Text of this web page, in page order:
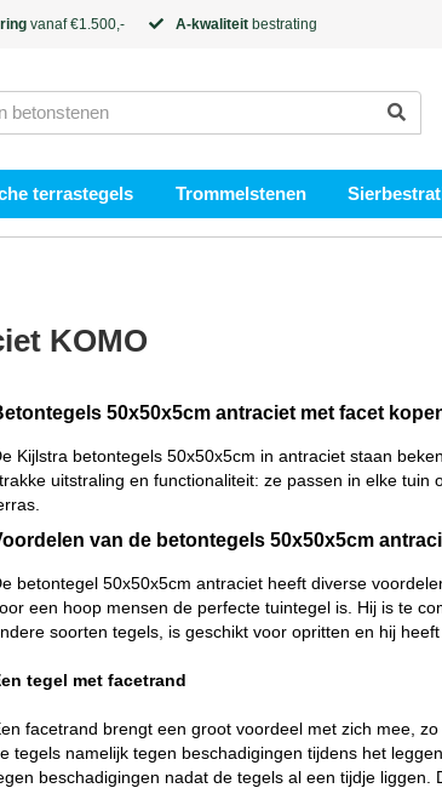
vanaf €1.500,- A-kwaliteit bestrating
terrastegels Trommelstenen
KOMO
50x50x5cm antraciet met facet
Kijlstra betontegels 50x50x5cm in antraciet staan
uitstraling en functionaliteit: ze passen in elke tuin
van de betontegels 50x50x5cm
betontegel 50x50x5cm antraciet heeft diverse
een hoop mensen de perfecte tuintegel is. Hij is te
soorten tegels, is geschikt voor opritten en hij heeft
tegel met facetrand
facetrand brengt een groot voordeel met zich mee,
tegels namelijk tegen beschadigingen tijdens het
beschadigingen nadat de tegels al een tijdje liggen.